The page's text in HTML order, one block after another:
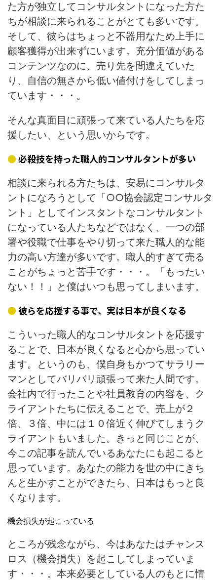
た方が独立してコンサルタントになった方た
ちが相談に来られることがとても多いです。
そして、彼らはちょっと不器用なため上手に
顧客獲得が出来ずにいます。充分価値がある
コンテンツなのに、売り先を間違えていた
り、自信の無さから低い値付けをしてしまっ
ています・・・。
そんな真面目に頑張って来ている人たちを応
援したい、という思いからです。
必殺技を持った職人的コンサルタントが多い
相談に来られる方たちは、安易にコンサルタ
ントになろうとして「○○協会認定コンサルタ
ント」としてインスタントなコンサルタント
になっている人たちなどではなく、一つの部
署や役職で仕事をやり切って来た職人的な能
力の高い方達が多いです。職人的すぎて売る
ことがちょっと苦手です・・・。「もったい
ない！！」と僕はいつも思ってしまいます。
彼らを応援する事で、実は日本が良くなる
こういった職人的なコンサルタントを応援す
ることで、日本が良くなると心から思ってい
ます。というのも、僕自身もかつてサラリー
マンとしてバリバリ頑張って来た人間です。
会社内で行ったことや社員教育の内容を、ク
ライアントたちに伝えることで、売上が２
倍、３倍、中には１０倍近く伸びてしまうク
ライアントもいました。きっと同じことが、
今この記事を読んでいるあなたにも起こると
思っています。あなたの能力を世の中にきち
んと生かすことができたら、日本はもっと良
くなります。
機会損失が起こっている
ところが残念ながら、今はあなたはチャンス
ロス（機会損失）を起こしてしまっていま
す・・・。本来必要としている人のもとに情